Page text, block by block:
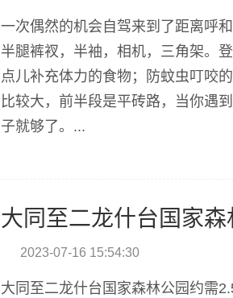
一次偶然的机会自驾来到了距离呼
半腿裤衩，半袖，相机，三角架。
点儿补充体力的食物；防蚊虫叮咬
比较大，前半段是平砖路，当你遇
子就够了。...
大同至二龙什台国家
2023-07-16 15:54:30
大同至二龙什台国家森林公园约